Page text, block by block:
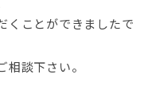
くことができましたで
談下さい。